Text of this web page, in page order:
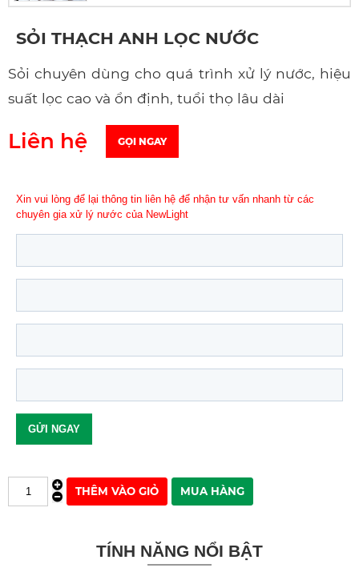
SỎI THẠCH ANH LỌC NƯỚC
Sỏi chuyên dùng cho quá trình xử lý nước, hiệu
suất lọc cao và ổn định, tuổi thọ lâu dài
Liên hệ GỌI NGAY
Xin vui lòng để lại thông tin liên hệ để nhận tư vấn nhanh từ các
chuyên gia xử lý nước của NewLight
TÍNH NĂNG NỔI BẬT